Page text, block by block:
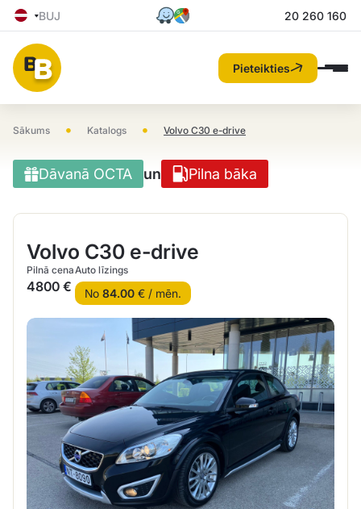
BUJ 20 260 160
Pieteikties
Sākums • Katalogs • Volvo C30 e-drive
Dāvanā OCTA un Pilna bāka
Volvo C30 e-drive
Pilnā cena
4800 €
Auto līzings
No 84.00€ / mēn.